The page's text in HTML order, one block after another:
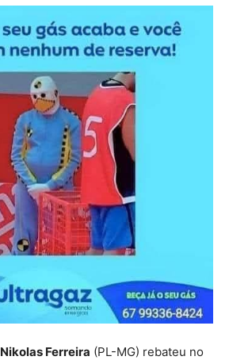
Nikolas Ferreira (PL-MG) rebateu no